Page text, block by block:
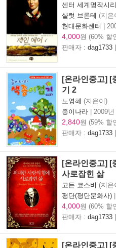
센터 세계명작시
샬럿 브론테 (지은
현대문화센터 |
4,000원 (60% 할
판매자 : dag1733
[온라인중고] [
기 2
노영혜 (지은이)
종이나라 | 2009년
2,840원 (59% 할
판매자 : dag1733
[온라인중고] [
사로잡힌 삶
고든 코스비 (지은
평단(평단문화사) |
4,000원 (60% 할
판매자 : dag1733
[온라인중고] [